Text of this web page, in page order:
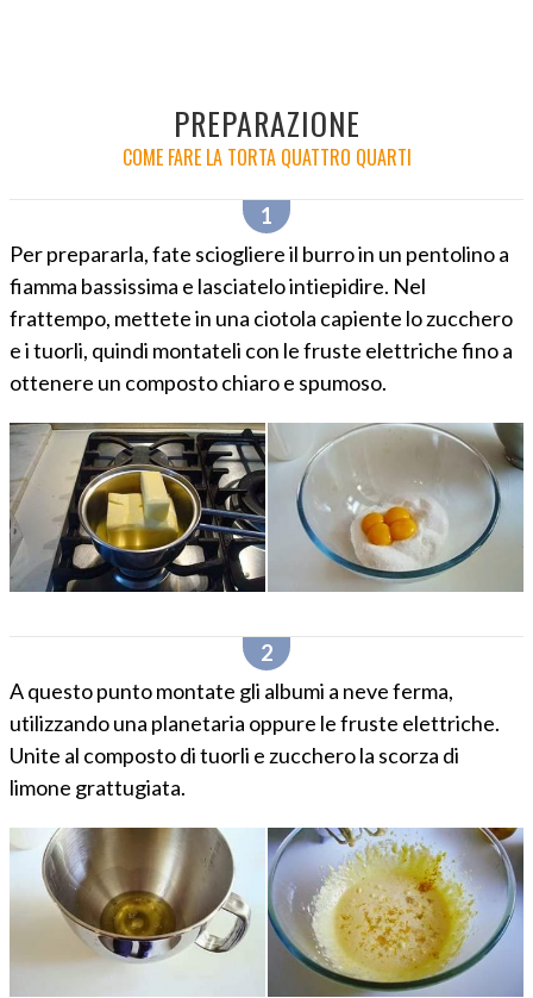
PREPARAZIONE
COME FARE LA TORTA QUATTRO QUARTI
Per prepararla, fate sciogliere il burro in un pentolino a
fiamma bassissima e lasciatelo intiepidire. Nel
frattempo, mettete in una ciotola capiente lo zucchero
e i tuorli, quindi montateli con le fruste elettriche fino a
ottenere un composto chiaro e spumoso.
A questo punto montate gli albumi a neve ferma,
utilizzando una planetaria oppure le fruste elettriche.
Unite al composto di tuorli e zucchero la scorza di
limone grattugiata.